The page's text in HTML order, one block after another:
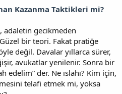
Kazanma Taktikleri mi?
adaletin gecikmeden
bir teori. Fakat pratiğe
değil. Davalar yıllarca sürer,
avukatlar yenilenir. Sonra bir
edelim” der. Ne ıslahı? Kim için,
telafi etmek mi, yoksa